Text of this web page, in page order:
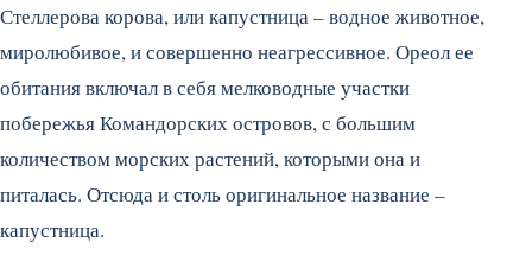
Стеллерова корова, или капустница – водное животное,
миролюбивое, и совершенно неагрессивное. Ореол ее
обитания включал в себя мелководные участки
побережья Командорских островов, с большим
количеством морских растений, которыми она и
питалась. Отсюда и столь оригинальное название –
капустница.